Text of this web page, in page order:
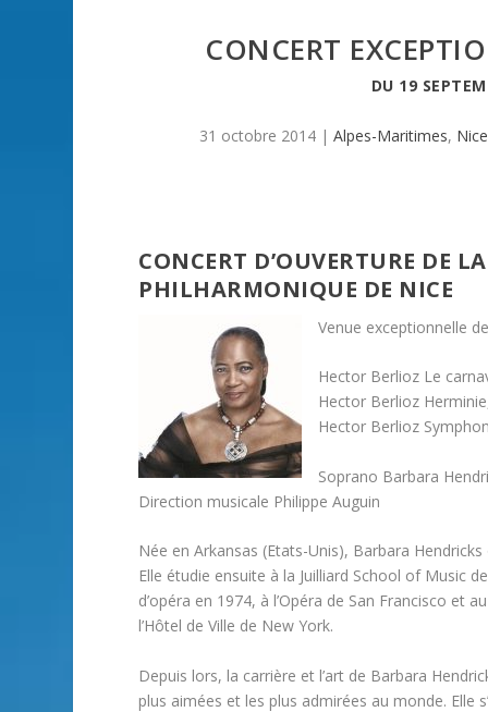
CONCERT
DU 19
31 octobre 2014 |Alpes-Maritimes, Nice
CONCERT D’OUVERTURE DE
PHILHARMONIQUE DE NICE
Venue exceptionnelle
Hector Berlioz Le
Hector Berlioz
Hector Berlioz
Soprano Barbara
Direction musicale Philippe Auguin
Née en Arkansas (Etats-Unis), Barbara
Elle étudie ensuite à la Juilliard School of Music
d’opéra en 1974, à l’Opéra de San Francisco et
l’Hôtel de Ville de New York.
Depuis lors, la carrière et l’art de Barbara
plus aimées et les plus admirées au monde. Elle